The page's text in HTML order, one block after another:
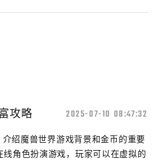
攻略 2025-07-10 08:47:32
绍魔兽世界游戏背景和金币的重要
角色扮演游戏，玩家可以在虚拟的